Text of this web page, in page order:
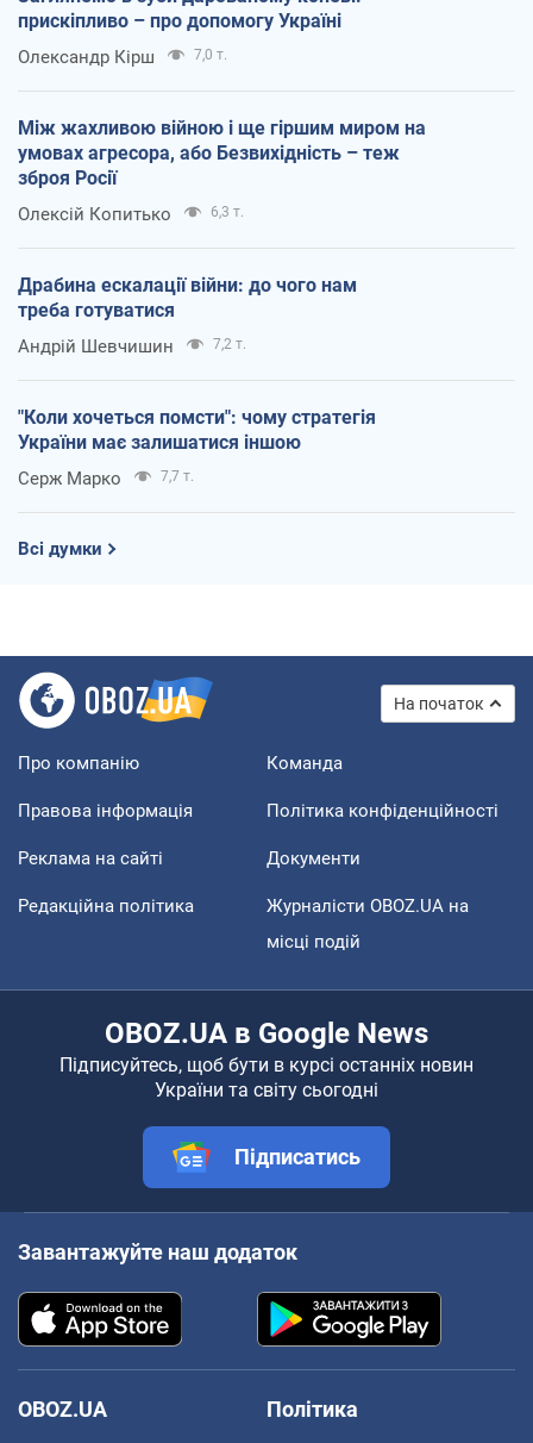
прискіпливо – про допомогу Україні
Олександр Кірш 7,0 т.
Між жахливою війною і ще гіршим миром на
умовах агресора, або Безвихідність – теж
зброя Росії
Олексій Копитько 6,3 т.
Драбина ескалації війни: до чого нам
треба готуватися
Андрій Шевчишин 7,2 т.
"Коли хочеться помсти": чому стратегія
України має залишатися іншою
Серж Марко 7,7 т.
Всі думки
На початок
Про компанію Команда
Правова інформація Політика конфіденційності
Реклама на сайті Документи
Редакційна політика
Журналісти OBOZ.UA на
місці подій
OBOZ.UA в Google News
Підписуйтесь, щоб бути в курсі останніх новин
України та світу сьогодні
Підписатись
Завантажуйте наш додаток
OBOZ.UA
Політика